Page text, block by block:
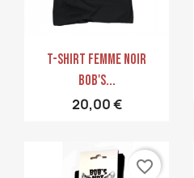
Aperçu rapide
T-Shirt Femme Noir
Bob's...
20,00 €
favorite_border